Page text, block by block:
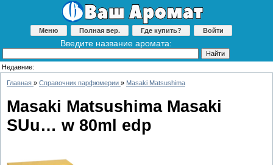
Меню Полная вер. Где купить? Войти
Введите название аромата:
Недавние:
Главная » Справочник парфюмерии » Masaki Matsushima
Masaki Matsushima Masaki
SUu… w 80ml edp